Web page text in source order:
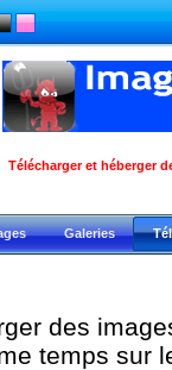
Télécharger et héberger
Galeries
des
temps sur